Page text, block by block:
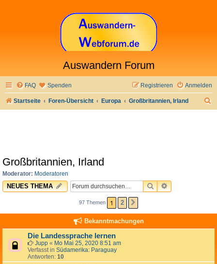
Auswandern Forum
FAQ Spenden Anmelden
Registrieren
Startseite Foren-Übersicht Europa Großbritannien, Irland
Großbritannien, Irland
Moderator: Moderatoren
NEUES THEMA SUCHEERWEITERTE
97 Themen 1 2
Bekanntmachungen
Die Landessprache lernen
Jupp « Mo Mai 25, 2020 8:51 am
Verfasst in Südamerika: Paraguay
Antworten: 10